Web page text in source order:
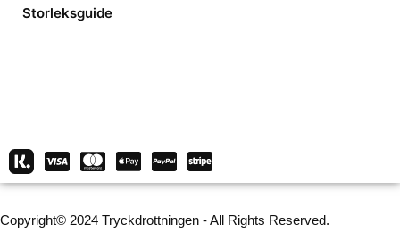
Storleksguide
Copyright© 2024 Tryckdrottningen - All Rights Reserved.